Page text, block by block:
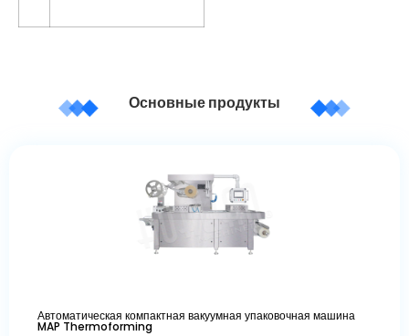
Основные продукты
Автоматическая компактная вакуумная упаковочная машина
MAP Thermoforming